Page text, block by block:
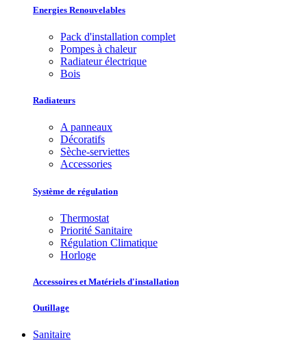
Energies Renouvelables
Pack d'installation complet
Pompes à chaleur
Radiateur électrique
Bois
Radiateurs
A panneaux
Décoratifs
Sèche-serviettes
Accessories
Système de régulation
Thermostat
Priorité Sanitaire
Régulation Climatique
Horloge
Accessoires et Matériels d'installation
Outillage
Sanitaire